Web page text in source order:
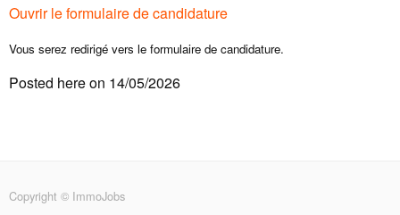
Ouvrir le formulaire de candidature
Vous serez redirigé vers le formulaire de candidature.
Posted here on 14/05/2026
Copyright © ImmoJobs